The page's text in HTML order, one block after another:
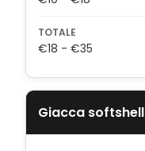
TOTALE
€18 - €35
Giacca softshell